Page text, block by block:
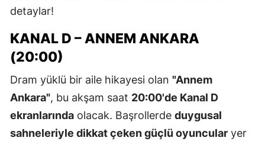
detaylar!
KANAL D – ANNEM ANKARA
(20:00)
Dram yüklü bir aile hikayesi olan "Annem
Ankara", bu akşam saat 20:00'de Kanal D
ekranlarında olacak. Başrollerde duygusal
sahneleriyle dikkat çeken güçlü oyuncular yer